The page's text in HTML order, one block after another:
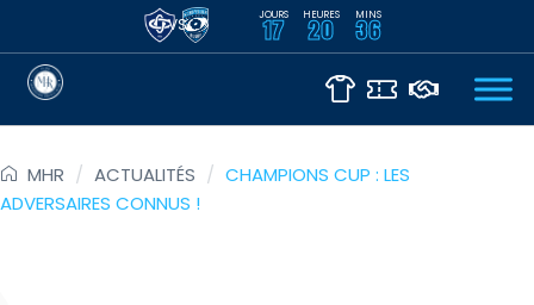
VS JOURS
17 HEURES
20 MINS
36
MHR / ACTUALITÉS / CHAMPIONS CUP : LES
ADVERSAIRES CONNUS !